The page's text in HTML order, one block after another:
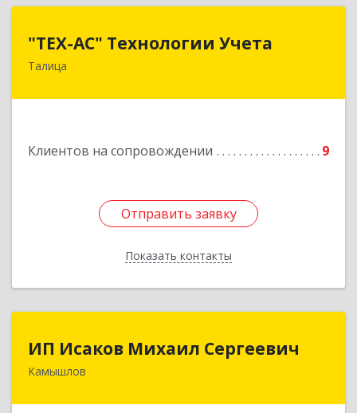
"ТЕХ-АС" Технологии Учета
Талица
Клиентов на сопровождении 9
Отправить заявку
Показать контакты
Отправить заявку
Назад
ИП Исаков Михаил Сергеевич
Камышлов
624860, Свердловская обл, Камышлов г, Ленина